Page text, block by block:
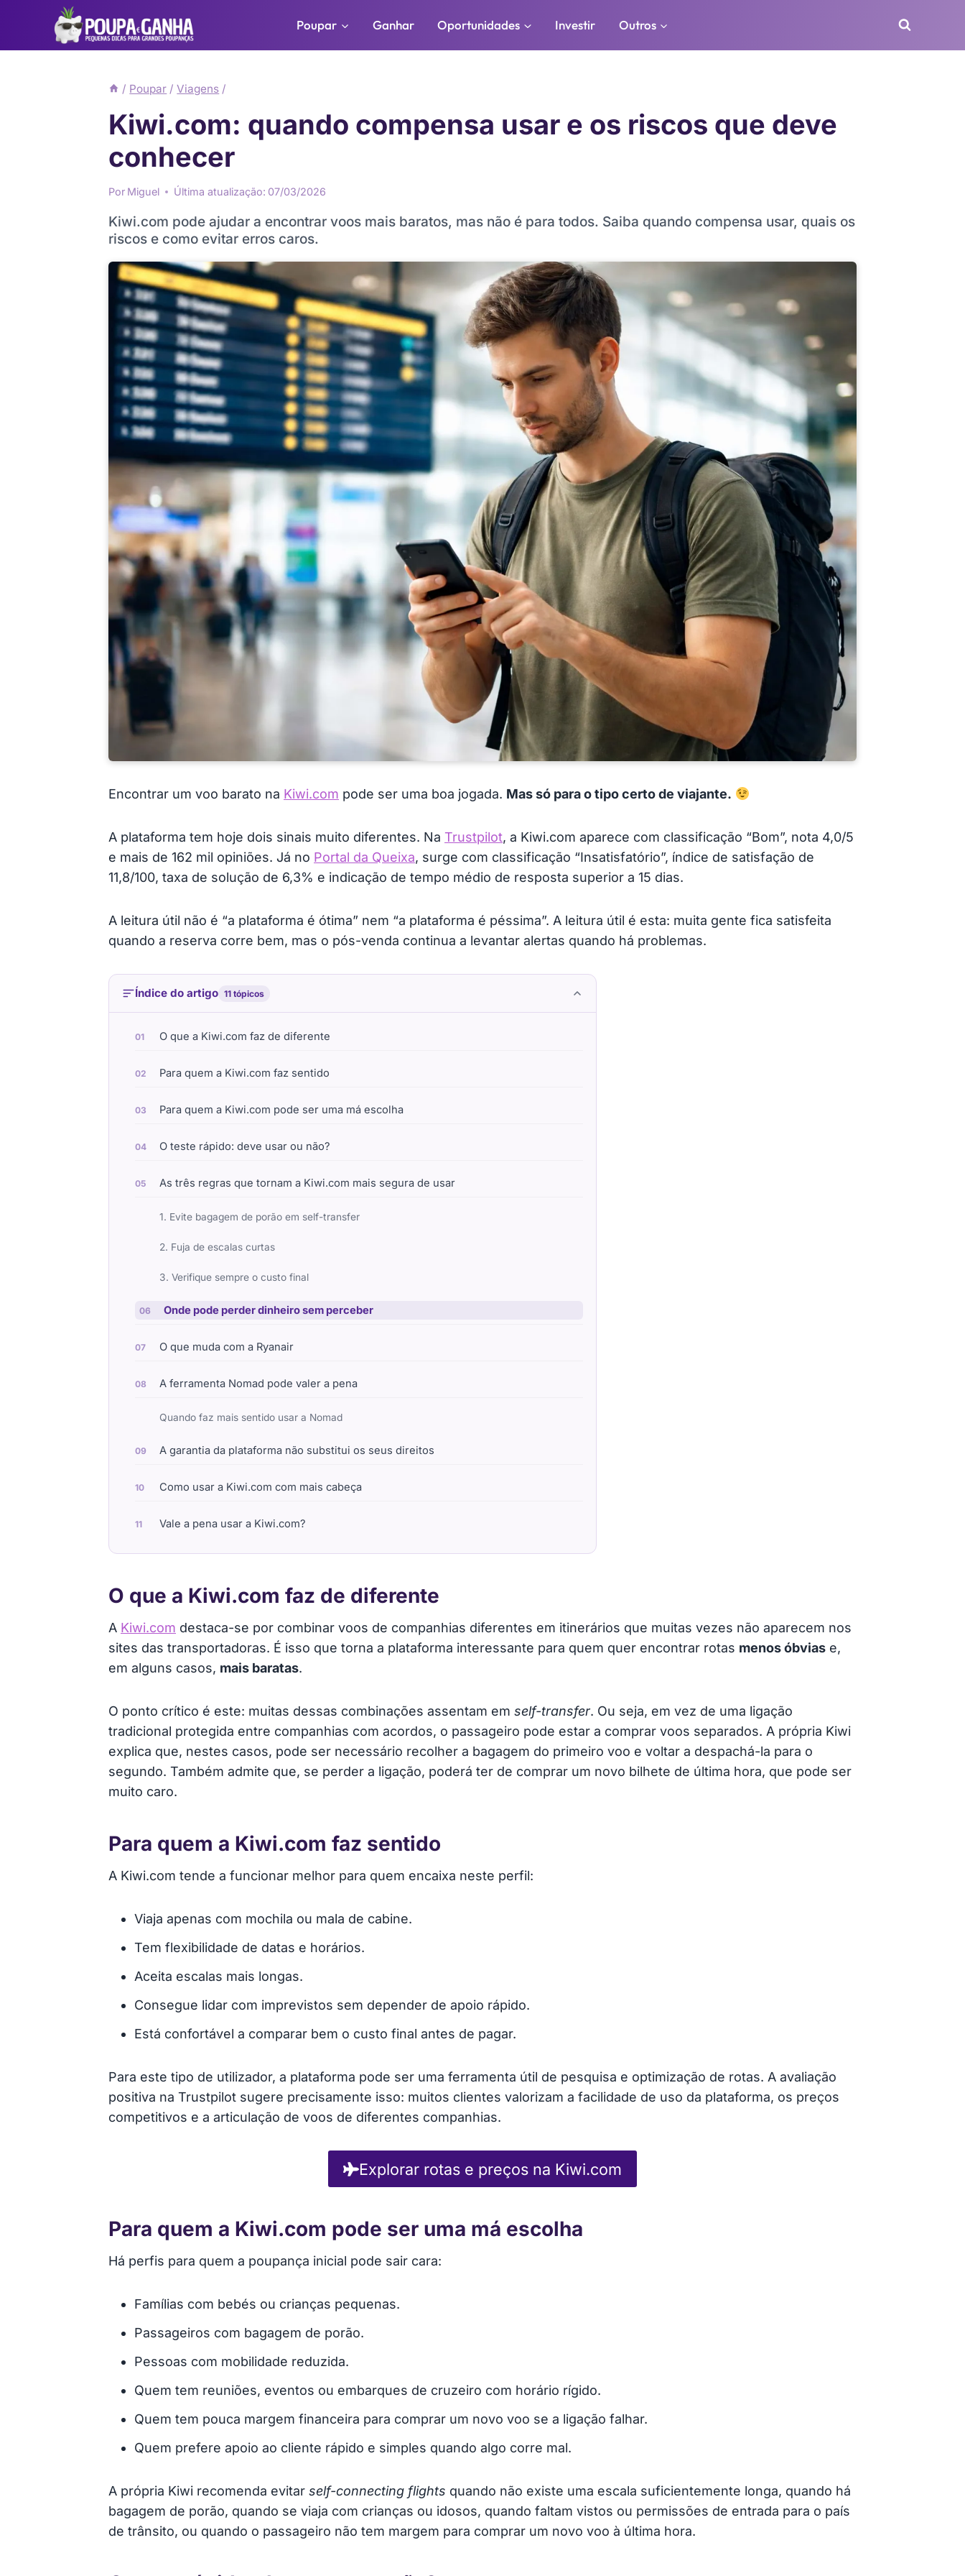
o
Poupar Ganhar Oportunidades Investir Outros
/ Poupar / Viagens /
Kiwi.com: quando compensa usar e os riscos que deve
conhecer
Por Miguel Última atualização: 07/03/2026
Kiwi.com pode ajudar a encontrar voos mais baratos, mas não é para todos. Saiba quando compensa usar, quais os
riscos e como evitar erros caros.
Encontrar um voo barato na Kiwi.com pode ser uma boa jogada. Mas só para o tipo certo de viajante.
A plataforma tem hoje dois sinais muito diferentes. Na Trustpilot, a Kiwi.com aparece com classificação “Bom”, nota 4,0/5
e mais de 162 mil opiniões. Já no Portal da Queixa, surge com classificação “Insatisfatório”, índice de satisfação de
11,8/100, taxa de solução de 6,3% e indicação de tempo médio de resposta superior a 15 dias.
A leitura útil não é “a plataforma é ótima” nem “a plataforma é péssima”. A leitura útil é esta: muita gente fica satisfeita
quando a reserva corre bem, mas o pós-venda continua a levantar alertas quando há problemas.
Índice do artigo 11 tópicos
O que a Kiwi.com faz de diferente
Para quem a Kiwi.com faz sentido
Para quem a Kiwi.com pode ser uma má escolha
O teste rápido: deve usar ou não?
As três regras que tornam a Kiwi.com mais segura de usar
1. Evite bagagem de porão em self-transfer
2. Fuja de escalas curtas
3. Verifique sempre o custo final
Onde pode perder dinheiro sem perceber
O que muda com a Ryanair
A ferramenta Nomad pode valer a pena
Quando faz mais sentido usar a Nomad
A garantia da plataforma não substitui os seus direitos
Como usar a Kiwi.com com mais cabeça
Vale a pena usar a Kiwi.com?
O que a Kiwi.com faz de diferente
A Kiwi.com destaca-se por combinar voos de companhias diferentes em itinerários que muitas vezes não aparecem nos
sites das transportadoras. É isso que torna a plataforma interessante para quem quer encontrar rotas menos óbvias e,
em alguns casos, mais baratas.
O ponto crítico é este: muitas dessas combinações assentam em self-transfer. Ou seja, em vez de uma ligação
tradicional protegida entre companhias com acordos, o passageiro pode estar a comprar voos separados. A própria Kiwi
explica que, nestes casos, pode ser necessário recolher a bagagem do primeiro voo e voltar a despachá-la para o
segundo. Também admite que, se perder a ligação, poderá ter de comprar um novo bilhete de última hora, que pode ser
muito caro.
Para quem a Kiwi.com faz sentido
A Kiwi.com tende a funcionar melhor para quem encaixa neste perfil:
Viaja apenas com mochila ou mala de cabine.
Tem flexibilidade de datas e horários.
Aceita escalas mais longas.
Consegue lidar com imprevistos sem depender de apoio rápido.
Está confortável a comparar bem o custo final antes de pagar.
Para este tipo de utilizador, a plataforma pode ser uma ferramenta útil de pesquisa e optimização de rotas. A avaliação
positiva na Trustpilot sugere precisamente isso: muitos clientes valorizam a facilidade de uso da plataforma, os preços
competitivos e a articulação de voos de diferentes companhias.
Explorar rotas e preços na Kiwi.com
Para quem a Kiwi.com pode ser uma má escolha
Há perfis para quem a poupança inicial pode sair cara:
Famílias com bebés ou crianças pequenas.
Passageiros com bagagem de porão.
Pessoas com mobilidade reduzida.
Quem tem reuniões, eventos ou embarques de cruzeiro com horário rígido.
Quem tem pouca margem financeira para comprar um novo voo se a ligação falhar.
Quem prefere apoio ao cliente rápido e simples quando algo corre mal.
A própria Kiwi recomenda evitar self-connecting flights quando não existe uma escala suficientemente longa, quando há
bagagem de porão, quando se viaja com crianças ou idosos, quando faltam vistos ou permissões de entrada para o país
de trânsito, ou quando o passageiro não tem margem para comprar um novo voo à última hora.